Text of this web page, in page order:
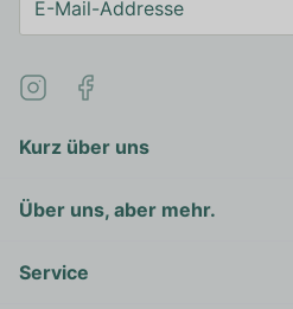
Kurz über uns
Über uns, aber mehr.
Service